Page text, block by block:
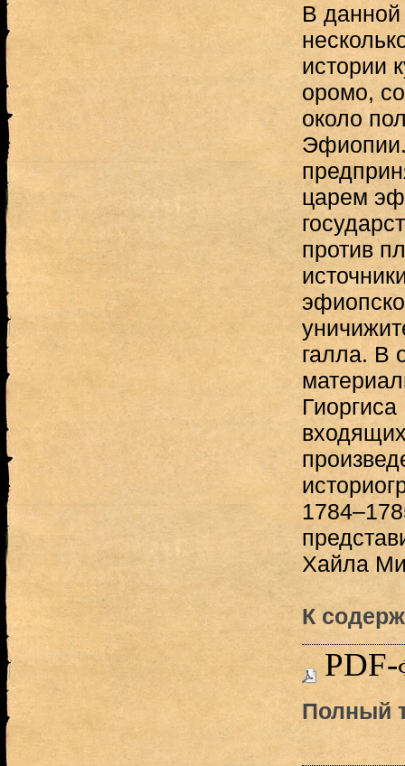
В данной
истории
оромо,
около
царем
против
галла. В
Хайла
К
PDF-
Полный